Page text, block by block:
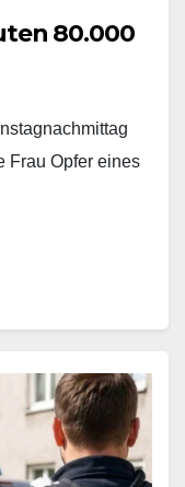
80.000
Frau Opfer eines